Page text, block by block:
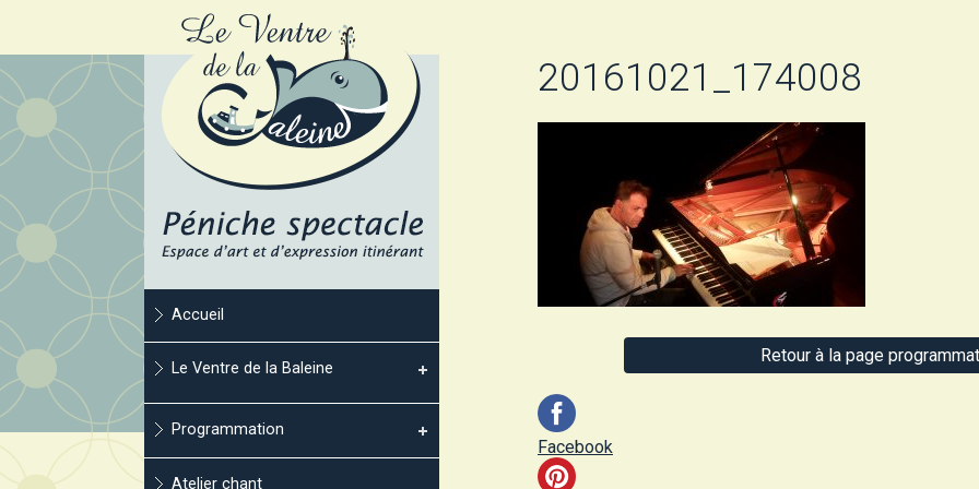
Accueil
Le Ventre de la Baleine
Programmation
Atelier chant
20161021_174008
Retour à la page
Facebook